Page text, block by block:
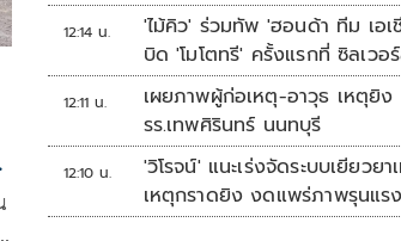
12:14 น.
'ไม้คิว' ร่วมทัพ 'ฮอนด้า ทีม เอ
บิด 'โมโตทรี' ครั้งแรกที่ ซิลเวอ
12:11 น.
เผยภาพผู้ก่อเหตุ-อาวุธ เหตุยิง
รร.เทพศิรินทร์ นนทบุรี
12:10 น.
'วิโรจน์' แนะเร่งจัดระบบเยียวยา
เหตุกราดยิง งดแพร่ภาพรุนแรง